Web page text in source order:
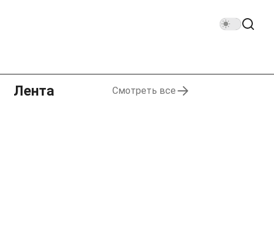
Лента Смотреть все